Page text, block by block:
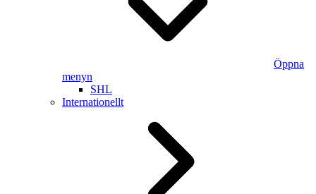
Öppna
menyn
SHL
Internationellt